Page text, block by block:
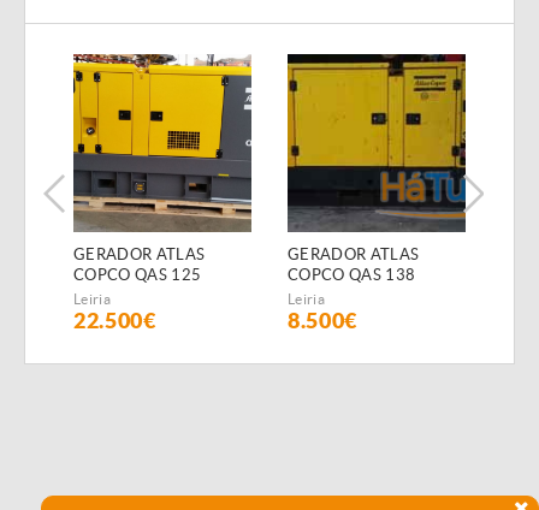
GERADOR ATLAS
COPCO QAS 125
(Diesel)
Leiria
22.500€
GERADOR ATLAS
COPCO QAS 138
(Diesel)
Leiria
8.500€